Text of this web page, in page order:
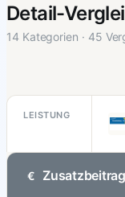
Detail-
14 Kategorien · 45
LEISTUNG
€ Zusatzbeitrag